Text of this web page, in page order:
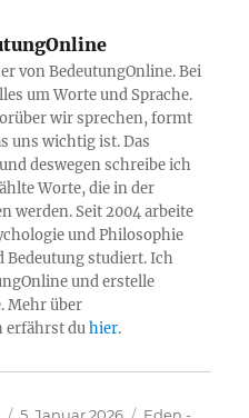
von BedeutungOnline. Bei
um Worte und Sprache.
wir sprechen, formt
uns wichtig ist. Das
deswegen schreibe ich
Worte, die in der
werden. Seit 2004 arbeite
und Philosophie
Bedeutung studiert. Ich
und erstelle
Mehr über
erfährst duhier.
Veröffentlicht
Kategorien